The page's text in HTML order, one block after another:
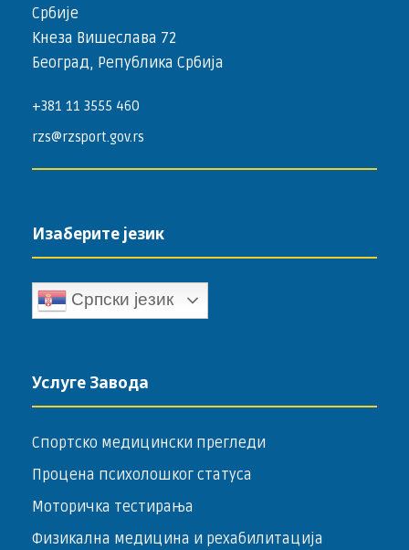
Србије
Кнеза Вишеслава 72
Београд, Република Србија
+381 11 3555 460
rzs@rzsport.gov.rs
Изаберите језик
Српски језик
Услуге Завода
Спортско медицински прегледи
Процена психолошког статуса
Моторичка тестирања
Физикална медицина и рехабилитација